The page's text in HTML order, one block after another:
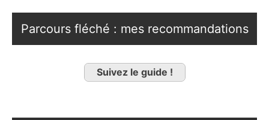
Parcours fléché : mes recommandations
Suivez le guide !